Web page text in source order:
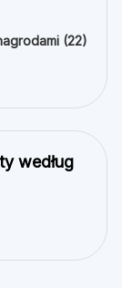
(22)
według